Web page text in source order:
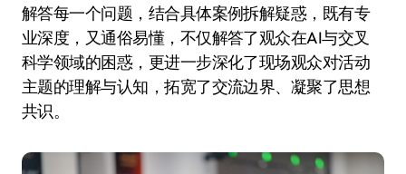
解答每一个问题，结合具体案例拆解疑惑，既有专
业深度，又通俗易懂，不仅解答了观众在AI与交叉
科学领域的困惑，更进一步深化了现场观众对活动
主题的理解与认知，拓宽了交流边界、凝聚了思想
共识。